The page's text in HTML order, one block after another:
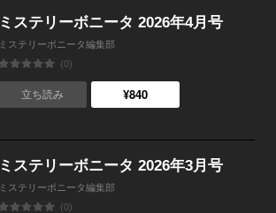
ミステリーボニータ 2026年4月号
ミステリーボニータ編集部
(0)
立ち読み ¥840
ミステリーボニータ 2026年3月号
ミステリーボニータ編集部
(0)